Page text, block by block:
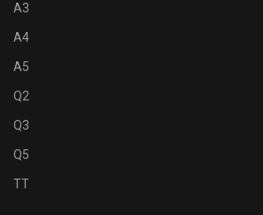
A3
A4
A5
Q2
Q3
Q5
TT